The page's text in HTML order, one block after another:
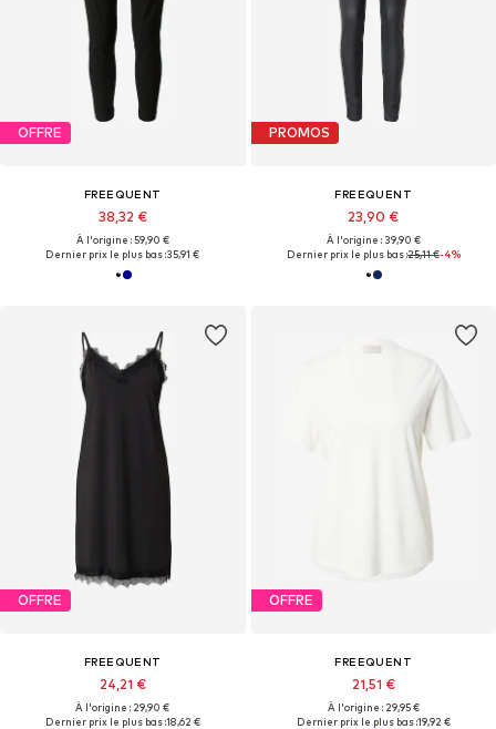
OFFRE
FREEQUENT
38,32 €
À l'origine : 59,90 €
Dernier prix le plus bas :35,91 €
PROMOS
FREEQUENT
23,90 €
À l'origine : 39,90 €
Dernier prix le plus bas :25,11 €-4%
OFFRE
FREEQUENT
24,21 €
À l'origine : 29,90 €
Dernier prix le plus bas :18,62 €
OFFRE
FREEQUENT
21,51 €
À l'origine : 29,95 €
Dernier prix le plus bas :19,92 €